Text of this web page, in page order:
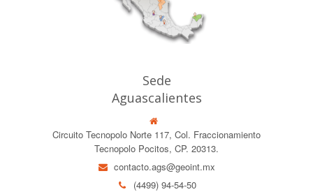
Sede
Aguascalientes
Circuito Tecnopolo Norte 117, Col. Fraccionamiento
Tecnopolo Pocitos, CP. 20313.
contacto.ags@geoint.mx
(4499) 94-54-50